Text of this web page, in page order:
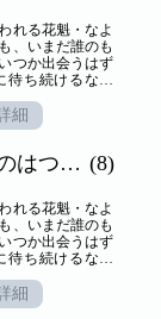
れる花魁・なよ
、いまだ誰のも
つか出会うはず
ち続けるなよ
初めての恋”を
細
十六夜綺譚～吉原花魁のはつ恋～ 分冊版 (8)
れる花魁・なよ
、いまだ誰のも
つか出会うはず
待ち続けるなよ
初めての恋”を
細